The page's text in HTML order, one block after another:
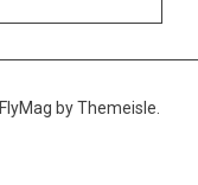
FlyMag by Themeisle.